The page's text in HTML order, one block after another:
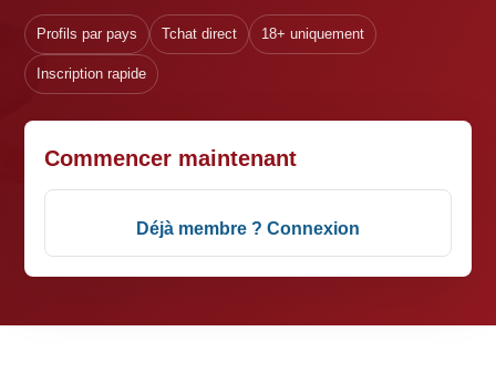
Profils par pays Tchat direct 18+ uniquement
Inscription rapide
Commencer maintenant
Déjà membre ? Connexion